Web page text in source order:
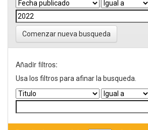
Comenzar nueva busqueda
Añadir filtros:
Usa los filtros para afinar la busqueda.